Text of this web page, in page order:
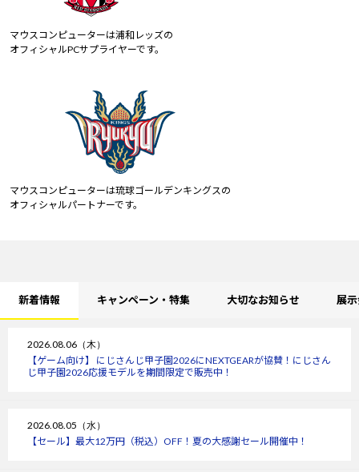
マウスコンピューターは浦和レッズの
オフィシャルPCサプライヤーです。
マウスコンピューターは琉球ゴールデンキングスの
オフィシャルパートナーです。
新着情報 キャンペーン・特集 大切なお知らせ 展
2026.08.06（木）
【ゲーム向け】 にじさんじ甲子園2026にNEXTGEARが協賛！にじさん
じ甲子園2026応援モデルを期間限定で販売中！
2026.08.05（水）
【セール】最大12万円（税込）OFF！夏の大感謝セール開催中！